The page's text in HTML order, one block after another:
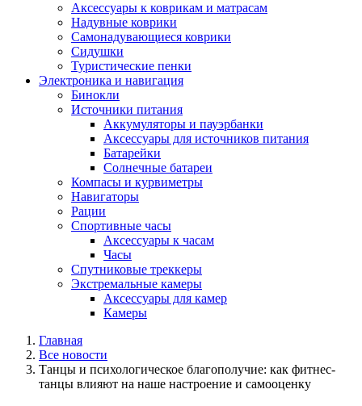
Аксессуары к коврикам и матрасам
Надувные коврики
Самонадувающиеся коврики
Сидушки
Туристические пенки
Электроника и навигация
Бинокли
Источники питания
Аккумуляторы и пауэрбанки
Аксессуары для источников питания
Батарейки
Солнечные батареи
Компасы и курвиметры
Навигаторы
Рации
Спортивные часы
Аксессуары к часам
Часы
Спутниковые треккеры
Экстремальные камеры
Аксессуары для камер
Камеры
Главная
Все новости
Танцы и психологическое благополучие: как фитнес-
танцы влияют на наше настроение и самооценку